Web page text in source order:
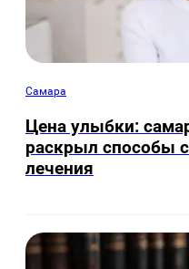
Самара
Цена улыбки:
раскрыл способы
лечения